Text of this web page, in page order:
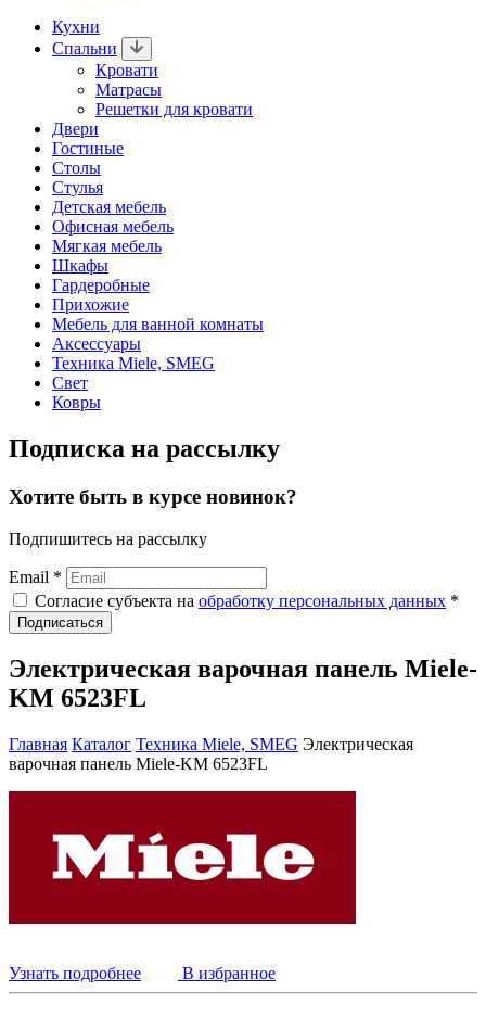
Кухни
Спальни
Кровати
Матрасы
Решетки для кровати
Двери
Гостиные
Столы
Стулья
Детская мебель
Офисная мебель
Мягкая мебель
Шкафы
Гардеробные
Прихожие
Мебель для ванной комнаты
Аксессуары
Техника Miele, SMEG
Свет
Ковры
Подписка на рассылку
Хотите быть в курсе новинок?
Подпишитесь на рассылку
Email *
Согласие субъекта на обработку персональных данных *
Подписаться
Электрическая варочная панель Miele-
KM 6523FL
Главная Каталог Техника Miele, SMEG Электрическая
варочная панель Miele-KM 6523FL
Узнать подробнее В избранное